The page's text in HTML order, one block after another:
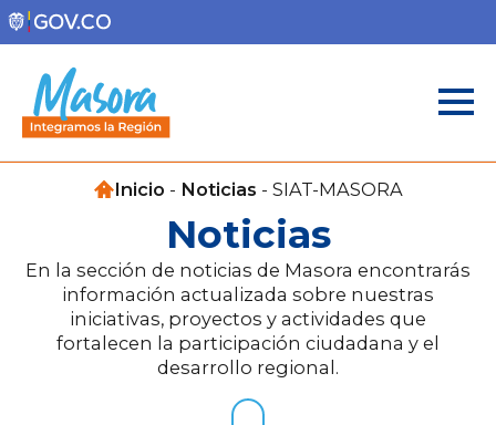
Inicio - Noticias - SIAT-MASORA
Noticias
En la sección de noticias de Masora encontrarás
información actualizada sobre nuestras
iniciativas, proyectos y actividades que
fortalecen la participación ciudadana y el
desarrollo regional.